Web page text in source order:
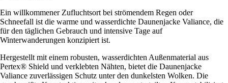
Ein willkommener Zufluchtsort bei strömendem Regen oder
Schneefall ist die warme und wasserdichte Daunenjacke Valiance, die
für den täglichen Gebrauch und intensive Tage auf
Winterwanderungen konzipiert ist.
Hergestellt mit einem robusten, wasserdichten Außenmaterial aus
Pertex® Shield und verklebten Nähten, bietet die Daunenjacke
Valiance zuverlässigen Schutz unter den dunkelsten Wolken. Die